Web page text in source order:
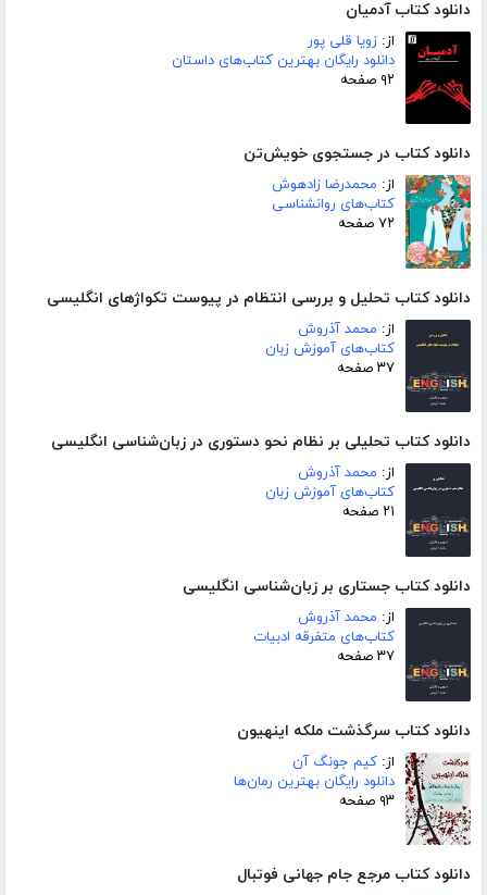
دانلود کتاب آدمیان
از: زویا قلی پور
دانلود رایگان بهترین کتاب‌های داستان
۹۲ صفحه
دانلود کتاب در جستجوی خویش‌تن
از: محمدرضا زادهوش
کتاب‌های روانشناسی
۷۲ صفحه
دانلود کتاب تحلیل و بررسی انتظام در پیوست تکواژهای انگلیسی
از: محمد آذروش
کتاب‌های آموزش زبان
۳۷ صفحه
دانلود کتاب تحلیلی بر نظام نحو دستوری در زبان‌شناسی انگلیسی
از: محمد آذروش
کتاب‌های آموزش زبان
۲۱ صفحه
دانلود کتاب جستاری بر زبان‌شناسی انگلیسی
از: محمد آذروش
کتاب‌های متفرقه ادبیات
۳۷ صفحه
دانلود کتاب سرگذشت ملکه اینهیون
از: کیم جونگ آن
دانلود رایگان بهترین رمان‌ها
۹۳ صفحه
دانلود کتاب مرجع جام جهانی فوتبال